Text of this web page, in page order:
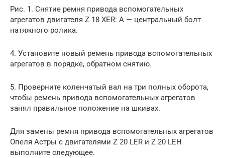
Рис. 1. Снятие ремня привода вспомогательных
агрегатов двигателя Z 18 XER: А — центральный болт
натяжного ролика.
4. Установите новый ремень привода вспомогательных
агрегатов в порядке, обратном снятию.
5. Проверните коленчатый вал на три полных оборота,
чтобы ремень привода вспомогательных агрегатов
занял правильное положение на шкивах.
Для замены ремня привода вспомогательных агрегатов
Опеля Астры с двигателями Z 20 LER и Z 20 LEH
выполните следующее.